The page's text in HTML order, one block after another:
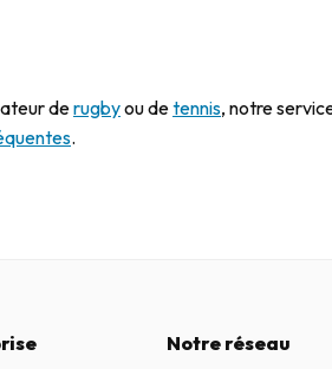
derugbyou detennis, notre
.
Notre réseau